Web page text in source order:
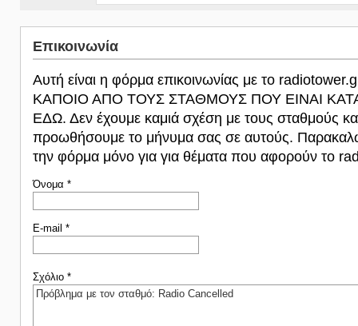
Επικοινωνία
Αυτή είναι η φόρμα επικοινωνίας με το
ΚΑΠΟΙΟ ΑΠΟ ΤΟΥΣ ΣΤΑΘΜΟΥΣ ΠΟΥ ΕΙΝΑΙ
ΕΔΩ. Δεν έχουμε καμιά σχέση με τους σταθμούς
προωθήσουμε το μήνυμα σας σε αυτούς. Παρακαλώ
την φόρμα μόνο για για θέματα που αφορούν το
Όνομα *
E-mail *
Σχόλιο *